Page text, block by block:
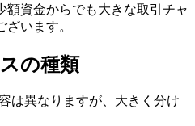
額資金からでも大きな取引チャ
います。
の種類
は異なりますが、大きく分け